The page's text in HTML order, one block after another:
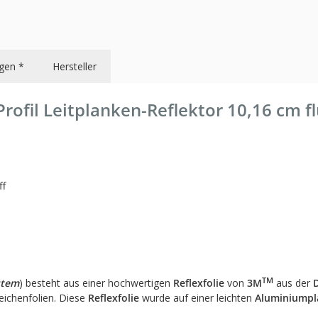
* Hersteller
Leitplanken-Reflektor 10,16 cm
) besteht aus einer hochwertigen Reflexfolie von 3MTM aus der
Diese Reflexfolie wurde auf einer leichten